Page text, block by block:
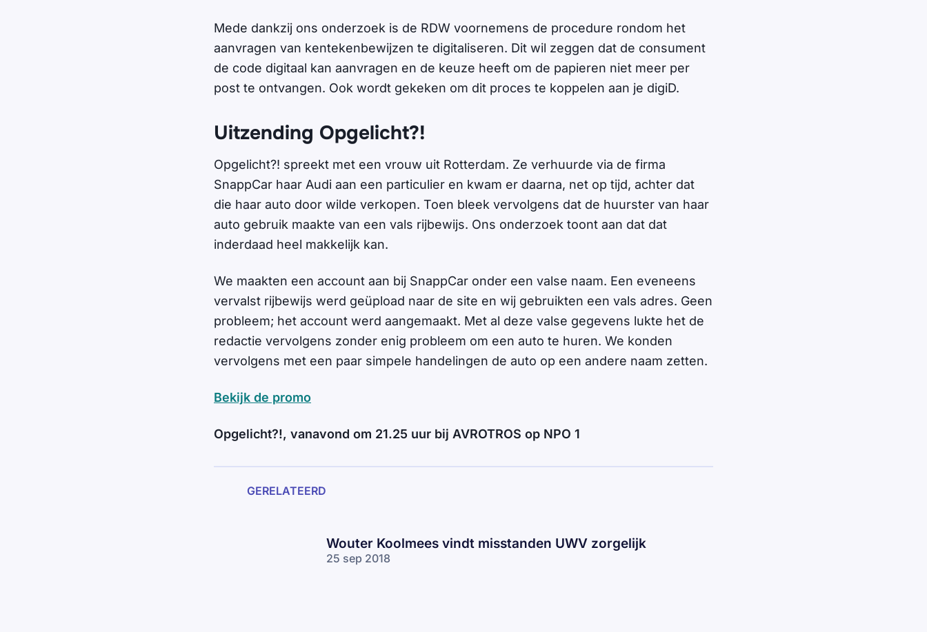
Mede dankzij ons onderzoek is de RDW voornemens de procedure rondom het
aanvragen van kentekenbewijzen te digitaliseren. Dit wil zeggen dat de consument
de code digitaal kan aanvragen en de keuze heeft om de papieren niet meer per
post te ontvangen. Ook wordt gekeken om dit proces te koppelen aan je digiD.
Uitzending Opgelicht?!
Opgelicht?! spreekt met een vrouw uit Rotterdam. Ze verhuurde via de firma
SnappCar haar Audi aan een particulier en kwam er daarna, net op tijd, achter dat
die haar auto door wilde verkopen. Toen bleek vervolgens dat de huurster van haar
auto gebruik maakte van een vals rijbewijs. Ons onderzoek toont aan dat dat
inderdaad heel makkelijk kan.
We maakten een account aan bij SnappCar onder een valse naam. Een eveneens
vervalst rijbewijs werd geüpload naar de site en wij gebruikten een vals adres. Geen
probleem; het account werd aangemaakt. Met al deze valse gegevens lukte het de
redactie vervolgens zonder enig probleem om een auto te huren. We konden
vervolgens met een paar simpele handelingen de auto op een andere naam zetten.
Bekijk de promo
Opgelicht?!, vanavond om 21.25 uur bij AVROTROS op NPO 1
GERELATEERD
Wouter Koolmees vindt misstanden UWV zorgelijk
25 sep 2018